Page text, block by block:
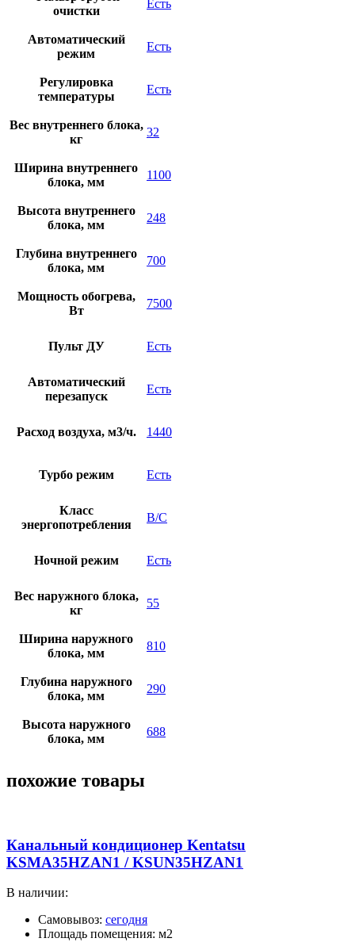
очистки
Есть
Автоматический
режим
Есть
Регулировка
температуры
Есть
Вес внутреннего блока,
кг
32
Ширина внутреннего
блока, мм
1100
Высота внутреннего
блока, мм
248
Глубина внутреннего
блока, мм
700
Мощность обогрева,
Вт
7500
Пульт ДУ Есть
Автоматический
перезапуск
Есть
Расход воздуха, м3/ч. 1440
Турбо режим Есть
Класс
энергопотребления
B/C
Ночной режим Есть
Вес наружного блока,
кг
55
Ширина наружного
блока, мм
810
Глубина наружного
блока, мм
290
Высота наружного
блока, мм
688
похожие товары
Канальный кондиционер Kentatsu
KSMA35HZAN1 / KSUN35HZAN1
В наличии:
Самовывоз: сегодня
Площадь помещения: м2